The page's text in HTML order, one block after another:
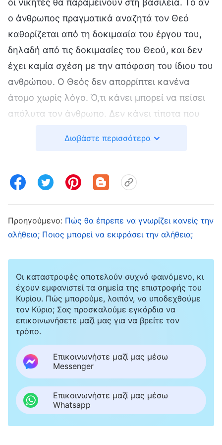
ο άνθρωπος πραγματικά αναζητά τον Θεό
καθορίζεται από τη δοκιμασία του έργου του,
δηλαδή από τις δοκιμασίες του Θεού, και δεν
έχει καμία σχέση με την απόφαση του ίδιου του
ανθρώπου. Ο Θεός δεν απορρίπτει κανένα
άτομο χωρίς λόγο. Ό,τι κάνει μπορεί να πείσει
απόλυτα τον άνθρωπο. Δεν κάνει τίποτα που
εργασία που δεν μπορεί να πείσει τον άνθρωπο.
αποδεικνύεται από τα γεγονότα και δεν μπορεί
να αποφασιστεί από τον άνθρωπο.
Θεού», Το έργο του Θεού και οι πράξεις του
ανθρώπου
Δεν γνωρίζεις τι σημαίνει το να ακολουθείς τον
Θεό; Χωρίς οράματα, σε τι μονοπάτι θα βάδιζες;
Στο έργο του σήμερα, αν δεν έχεις οράματα,
δεν πρόκειται να καταφέρεις να ολοκληρωθείς.
Σε ποιον πιστεύεις; Γιατί πιστεύεις σ’ Αυτόν;
Γιατί Τον ακολουθείς; Βλέπεις την πίστη σου
σαν παιχνίδι; Αντιμετωπίζεις τη ζωή σου σαν
παιχνίδι; Ο Θεός του σήμερα είναι το
σπουδαιότερο όραμα. Πόσα απ’ Αυτόν
γνωρίζεις; Πόσα απ’ Αυτόν έχεις δει; Αφού
Διαβάστε περισσότερα
Προηγούμενο: Πώς θα έπρεπε να γνωρίζει κανείς την
αλήθεια; Ποιος μπορεί να εκφράσει την αλήθεια;
Οι καταστροφές αποτελούν συχνό φαινόμενο, κι
έχουν εμφανιστεί τα σημεία της επιστροφής του
Κυρίου. Πώς μπορούμε, λοιπόν, να υποδεχθούμε
τον Κύριο; Σας προσκαλούμε εγκάρδια να
επικοινωνήσετε μαζί μας για να βρείτε τον
τρόπο.
Επικοινωνήστε μαζί μας μέσω
Messenger
Επικοινωνήστε μαζί μας μέσω
Whatsapp